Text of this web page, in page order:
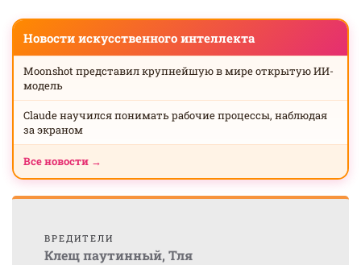
Новости искусственного интеллекта
Moonshot представил крупнейшую в мире открытую ИИ-
модель
Claude научился понимать рабочие процессы, наблюдая
за экраном
Все новости →
ВРЕДИТЕЛИ
Клещ паутинный, Тля